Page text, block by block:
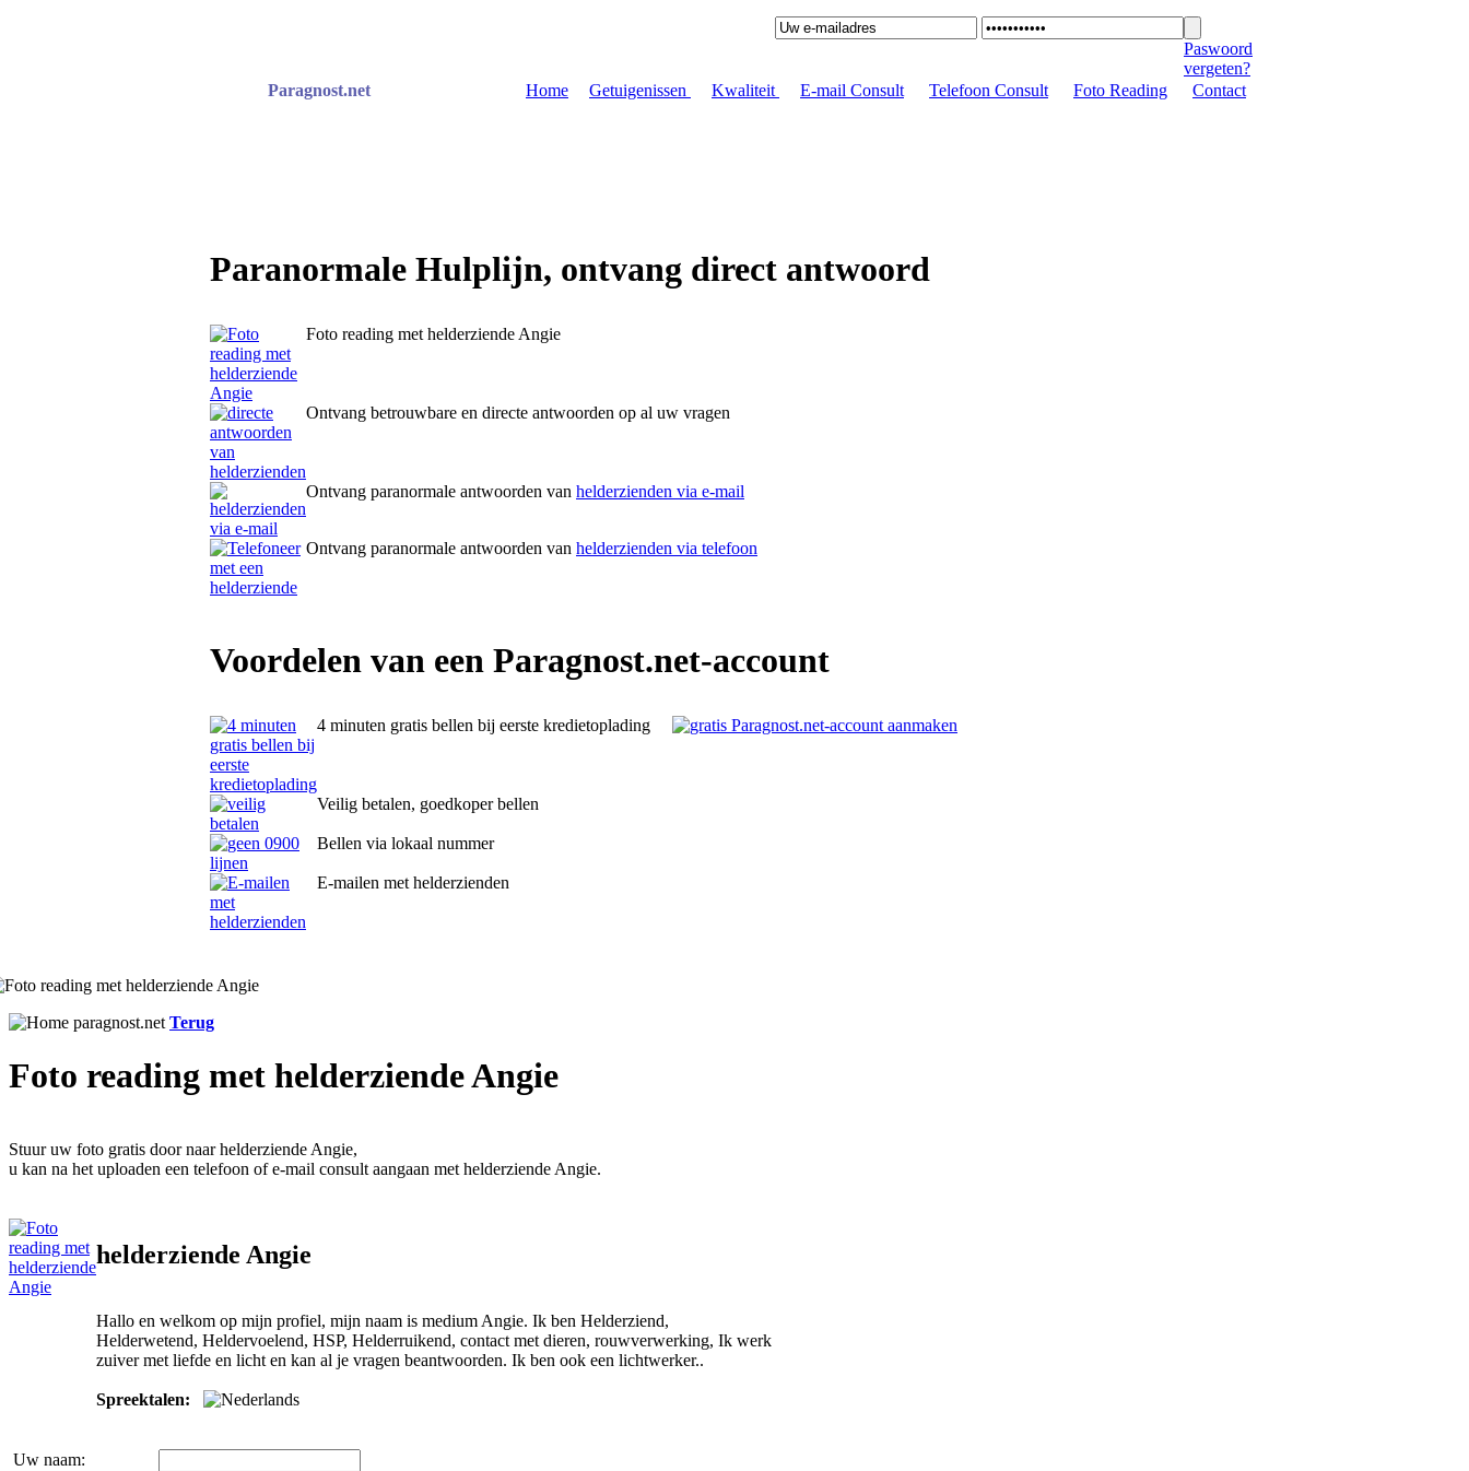
Paswoord
vergeten?
Paragnost.net
Home Getuigenissen Kwaliteit E-mail Consult Telefoon Consult Foto Reading Contact
Paranormale Hulplijn, ontvang direct antwoord
Foto reading met helderziende Angie
Ontvang betrouwbare en directe antwoorden op al uw vragen
Ontvang paranormale antwoorden van helderzienden via e-mail
Ontvang paranormale antwoorden van helderzienden via telefoon
Voordelen van een Paragnost.net-account
4 minuten gratis bellen bij eerste kredietoplading
Veilig betalen, goedkoper bellen
Bellen via lokaal nummer
E-mailen met helderzienden
Terug
Foto reading met helderziende Angie
Stuur uw foto gratis door naar helderziende Angie,
u kan na het uploaden een telefoon of e-mail consult aangaan met helderziende Angie.
helderziende Angie
Hallo en welkom op mijn profiel, mijn naam is medium Angie. Ik ben Helderziend,
Helderwetend, Heldervoelend, HSP, Helderruikend, contact met dieren, rouwverwerking, Ik werk
zuiver met liefde en licht en kan al je vragen beantwoorden. Ik ben ook een lichtwerker..
Spreektalen:
Uw naam: